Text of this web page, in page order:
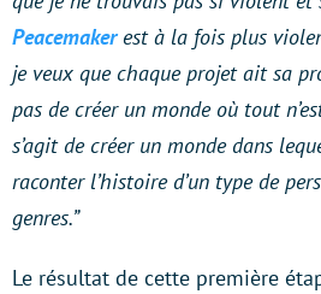
Peacemakerest à la fois plus
je veux que chaque projet ait sa
pas de créer un monde où tout
s’agit de créer un monde dans
raconter l’histoire d’un type de
genres.”
Le résultat de cette première